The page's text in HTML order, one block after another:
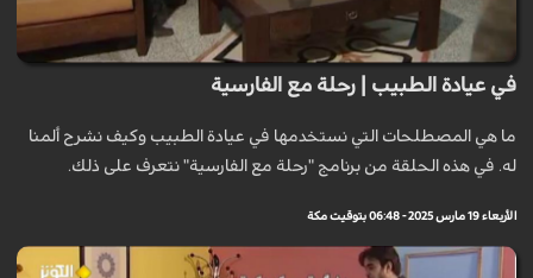
في عيادة الطبيب | رحلة مع الفارسية
ما هي المصطلحات التي نستخدمها في عيادة الطبيب وكيف نشرح ألمنا
له. في هذه الحلقة من برنامج "رحلة مع الفارسية" نتعرف على ذلك.
الأربعاء 19 مارس 2025 - 06:48 بتوقيت مكة